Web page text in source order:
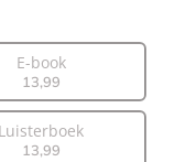
E-book
13,99
Luisterboek
13,99